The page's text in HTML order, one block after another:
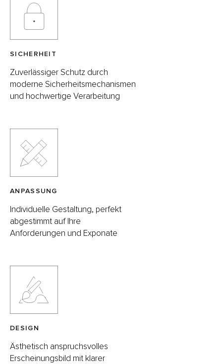
SICHERHEIT
Zuverlässiger Schutz durch
moderne Sicherheitsmechanismen
und hochwertige Verarbeitung
Individuelle Gestaltung, perfekt
abgestimmt auf Ihre
Anforderungen und Exponate
ANPASSUNG
Ästhetisch anspruchsvolles
Erscheinungsbild mit klarer
DESIGN